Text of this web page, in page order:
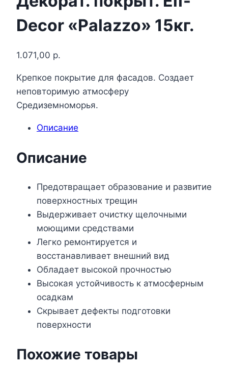
Decor «Palazzo» 15кг.
1.071,00 р.
Крепкое покрытие для фасадов. Создает
неповторимую атмосферу
Средиземноморья.
Описание
Описание
Предотвращает образование и развитие
поверхностных трещин
Выдерживает очистку щелочными
моющими средствами
Легко ремонтируется и
восстанавливает внешний вид
Обладает высокой прочностью
Высокая устойчивость к атмосферным
осадкам
Скрывает дефекты подготовки
поверхности
Похожие товары